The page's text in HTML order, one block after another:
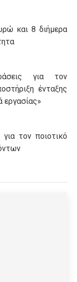
και 8 διήμερα
για τον
ένταξης
εργασίας»
τον ποιοτικό